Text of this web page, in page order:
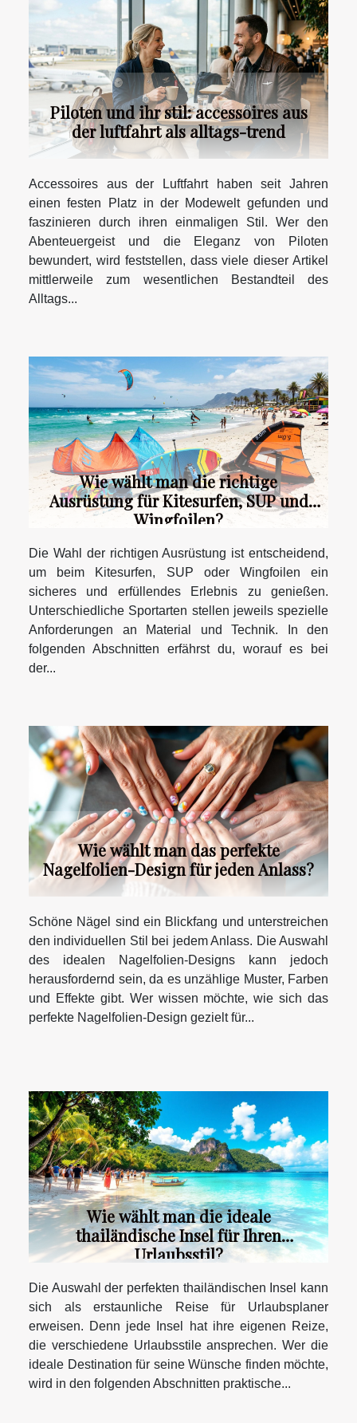
Piloten und ihr stil: accessoires aus
der luftfahrt als alltags-trend
Accessoires aus der Luftfahrt haben seit Jahren
einen festen Platz in der Modewelt gefunden und
faszinieren durch ihren einmaligen Stil. Wer den
Abenteuergeist und die Eleganz von Piloten
bewundert, wird feststellen, dass viele dieser Artikel
mittlerweile zum wesentlichen Bestandteil des
Alltags...
Wie wählt man die richtige
Ausrüstung für Kitesurfen, SUP und
Wingfoilen?
Die Wahl der richtigen Ausrüstung ist entscheidend,
um beim Kitesurfen, SUP oder Wingfoilen ein
sicheres und erfüllendes Erlebnis zu genießen.
Unterschiedliche Sportarten stellen jeweils spezielle
Anforderungen an Material und Technik. In den
folgenden Abschnitten erfährst du, worauf es bei
der...
Wie wählt man das perfekte
Nagelfolien-Design für jeden Anlass?
Schöne Nägel sind ein Blickfang und unterstreichen
den individuellen Stil bei jedem Anlass. Die Auswahl
des idealen Nagelfolien-Designs kann jedoch
herausfordernd sein, da es unzählige Muster, Farben
und Effekte gibt. Wer wissen möchte, wie sich das
perfekte Nagelfolien-Design gezielt für...
Wie wählt man die ideale
thailändische Insel für Ihren
Urlaubsstil?
Die Auswahl der perfekten thailändischen Insel kann
sich als erstaunliche Reise für Urlaubsplaner
erweisen. Denn jede Insel hat ihre eigenen Reize,
die verschiedene Urlaubsstile ansprechen. Wer die
ideale Destination für seine Wünsche finden möchte,
wird in den folgenden Abschnitten praktische...